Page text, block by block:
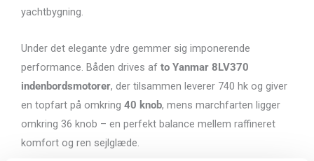
yachtbygning.
Under det elegante ydre gemmer sig imponerende
performance. Båden drives af to Yanmar 8LV370
indenbordsmotorer, der tilsammen leverer 740 hk og giver
en topfart på omkring 40 knob, mens marchfarten ligger
omkring 36 knob – en perfekt balance mellem raffineret
komfort og ren sejlglæde.